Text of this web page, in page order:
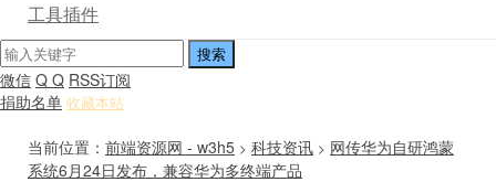
工具插件
微信 Q Q RSS订阅
捐助名单 收藏本站
当前位置： 前端资源网 - w3h5 > 科技资讯 > 网传华为自研鸿蒙
系统6月24日发布，兼容华为多终端产品